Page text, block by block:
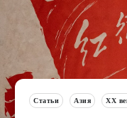
Статьи Азия XX